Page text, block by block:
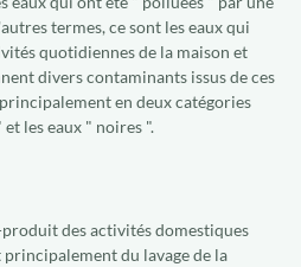
termes, ce sont les eaux qui
quotidiennes de la maison et
divers contaminants issus de ces
en deux catégories
les eaux " noires ".
produit des activités domestiques
du lavage de la